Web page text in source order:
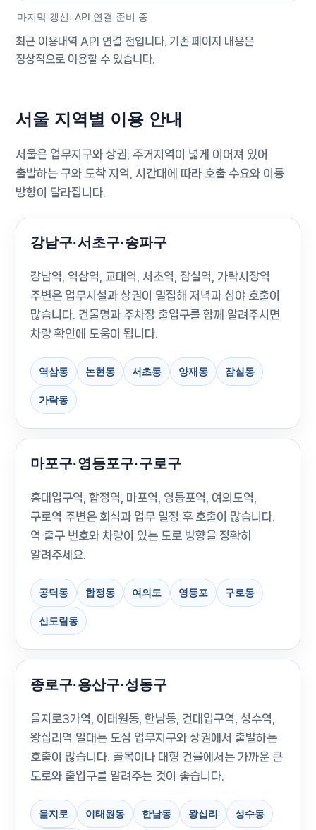
마지막 갱신: API 연결 준비 중
최근 이용내역 API 연결 전입니다. 기존 페이지 내용은
정상적으로 이용할 수 있습니다.
서울 지역별 이용 안내
서울은 업무지구와 상권, 주거지역이 넓게 이어져 있어
출발하는 구와 도착 지역, 시간대에 따라 호출 수요와 이동
방향이 달라집니다.
강남구·서초구·송파구
강남역, 역삼역, 교대역, 서초역, 잠실역, 가락시장역
주변은 업무시설과 상권이 밀집해 저녁과 심야 호출이
많습니다. 건물명과 주차장 출입구를 함께 알려주시면
차량 확인에 도움이 됩니다.
역삼동 논현동 서초동 양재동 잠실동
가락동
마포구·영등포구·구로구
홍대입구역, 합정역, 마포역, 영등포역, 여의도역,
구로역 주변은 회식과 업무 일정 후 호출이 많습니다.
역 출구 번호와 차량이 있는 도로 방향을 정확히
알려주세요.
공덕동 합정동 여의도 영등포 구로동
신도림동
종로구·용산구·성동구
을지로3가역, 이태원동, 한남동, 건대입구역, 성수역,
왕십리역 일대는 도심 업무지구와 상권에서 출발하는
호출이 많습니다. 골목이나 대형 건물에서는 가까운 큰
도로와 출입구를 알려주는 것이 좋습니다.
을지로 이태원동 한남동 왕십리 성수동